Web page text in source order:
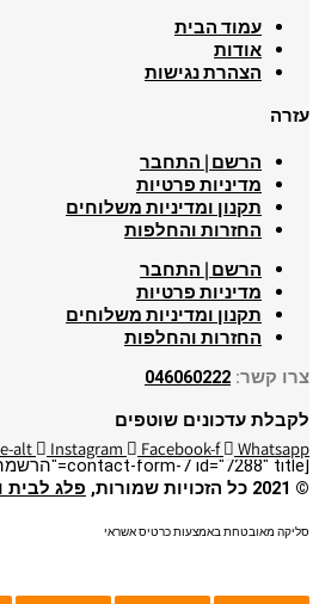
עמוד הבית
אודות
הצהרת נגישות
עזרה
הרשם | התחבר
מדיניות פרטיות
תקנון ומדיניות משלוחים
החזרות והחלפות
הרשם | התחבר
מדיניות פרטיות
תקנון ומדיניות משלוחים
החזרות והחלפות
צרו קשר: 046060222
לקבלת עדכונים שוטפים
[contact-form-7 id="7288" title="הרשמה לניוזלייטר"]
alt Instagram Facebook-f Whatsapp
© 2021 כל הזכויות שמורות, פלג לבית
סליקה מאובטחת באמצעות כרטיס אשראי